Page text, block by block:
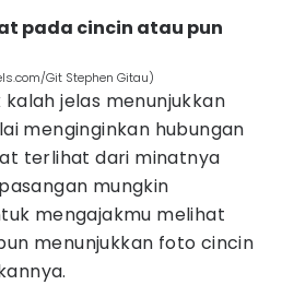
pada cincin atau pun
Git Stephen Gitau)
jelas menunjukkan
menginginkan hubungan
terlihat dari minatnya
mungkin
mengajakmu melihat
menunjukkan foto cincin